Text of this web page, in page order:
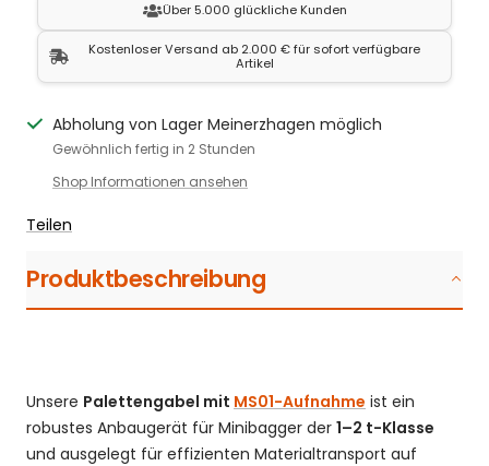
Über 5.000 glückliche Kunden
Kostenloser Versand ab 2.000 € für sofort verfügbare
Artikel
Abholung von Lager Meinerzhagen möglich
Gewöhnlich fertig in 2 Stunden
Shop Informationen ansehen
Teilen
Produktbeschreibung
Unsere Palettengabel mit MS01-Aufnahme ist ein
robustes Anbaugerät für Minibagger der 1–2 t-Klasse
und ausgelegt für effizienten Materialtransport auf